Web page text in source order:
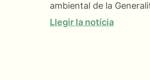
ambiental de la
Llegir la notícia